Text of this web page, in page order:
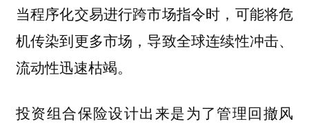
当程序化交易进行跨市场指令时，可能将危
机传染到更多市场，导致全球连续性冲击、
流动性迅速枯竭。
投资组合保险设计出来是为了管理回撤风